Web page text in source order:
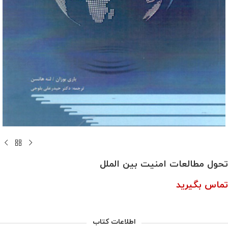
تحول مطالعات امنیت بین الملل
تماس بگیرید
اطلاعات کتاب